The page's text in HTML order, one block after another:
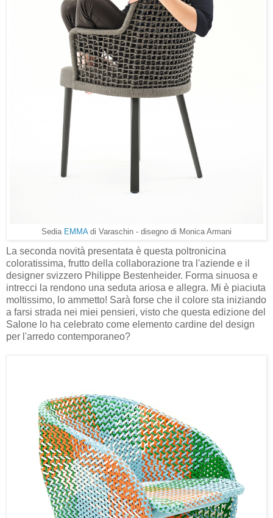
Sedia EMMAdi Varaschin - disegno di Monica Armani
La seconda novità presentata è questa poltronicina
coloratissima, frutto della collaborazione tra l'aziende e il
designer svizzero Philippe Bestenheider. Forma sinuosa e
intrecci la rendono una seduta ariosa e allegra. Mi è piaciuta
moltissimo, lo ammetto! Sarà forse che il colore sta iniziando
a farsi strada nei miei pensieri, visto che questa edizione del
Salone lo ha celebrato come elemento cardine del design
per l'arredo contemporaneo?